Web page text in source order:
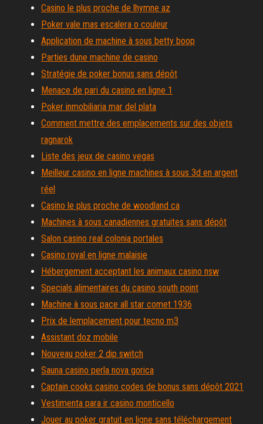
Casino le plus proche de lhymne az
Poker vale mas escalera o couleur
Application de machine à sous betty boop
Parties dune machine de casino
Stratégie de poker bonus sans dépôt
Menace de pari du casino en ligne 1
Poker inmobiliaria mar del plata
Comment mettre des emplacements sur des objets
ragnarok
Liste des jeux de casino vegas
Meilleur casino en ligne machines à sous 3d en argent
réel
Casino le plus proche de woodland ca
Machines à sous canadiennes gratuites sans dépôt
Salon casino real colonia portales
Casino royal en ligne malaisie
Hébergement acceptant les animaux casino nsw
Specials alimentaires du casino south point
Machine à sous pace all star comet 1936
Prix de lemplacement pour tecno m3
Assistant doz mobile
Nouveau poker 2 dip switch
Sauna casino perla nova gorica
Captain cooks casino codes de bonus sans dépôt 2021
Vestimenta para ir casino monticello
Jouer au poker gratuit en ligne sans téléchargement